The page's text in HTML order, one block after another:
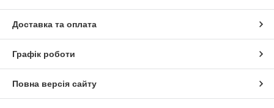
Доставка та оплата
Графік роботи
Повна версія сайту